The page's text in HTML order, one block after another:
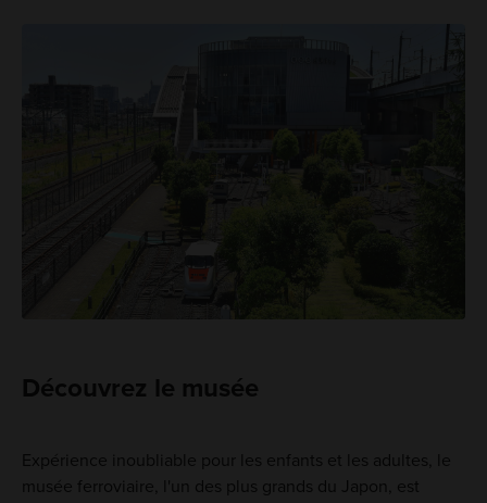
Découvrez le musée
Expérience inoubliable pour les enfants et les adultes, le
musée ferroviaire, l'un des plus grands du Japon, est